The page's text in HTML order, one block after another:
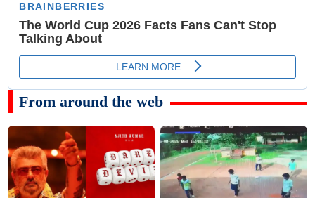
From around the web